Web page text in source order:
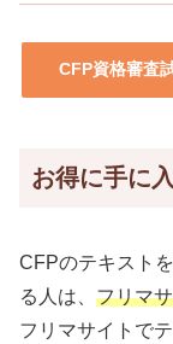
CFP資格審査
お得に手に
CFPのテキスト
る人は、 フリマ
フリマサイトで